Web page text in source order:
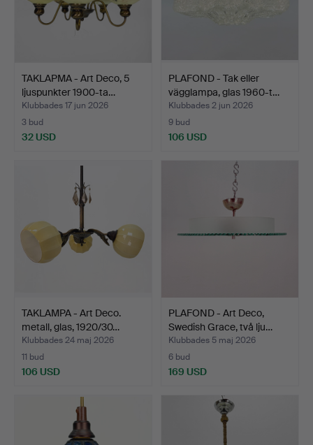
TAKLAPMA - Art Deco, 5
ljuspunkter 1900-ta…
Klubbades 17 jun 2026
3 bud
32 USD
PLAFOND - Tak eller
vägglampa, glas 1960-t…
Klubbades 2 jun 2026
9 bud
106 USD
TAKLAMPA - Art Deco.
metall, glas, 1920/30…
Klubbades 24 maj 2026
11 bud
106 USD
PLAFOND - Art Deco,
Swedish Grace, två lju…
Klubbades 5 maj 2026
6 bud
169 USD